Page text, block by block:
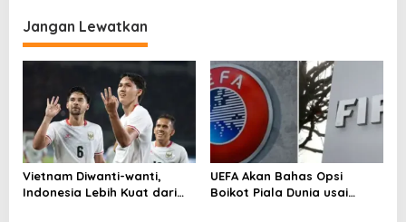
g
a
p
o
s
Jangan Lewatkan
Vietnam Diwanti-wanti,
Indonesia Lebih Kuat dari
UEFA Akan Bahas Opsi
Boikot Piala Dunia usai